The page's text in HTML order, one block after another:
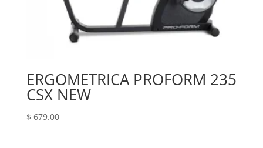
ERGOMETRICA PROFORM 235
CSX NEW
$ 679.00